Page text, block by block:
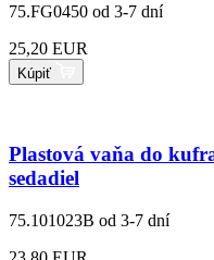
75.FG0450 od 3-7 dní
25,20 EUR
Kúpiť
Plastová vaňa do
sedadiel
75.101023B od 3-7 dní